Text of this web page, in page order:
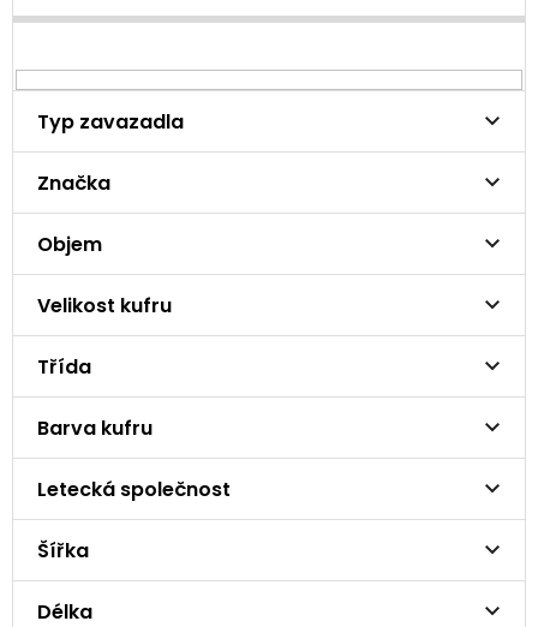
Typ zavazadla
Značka
Objem
Velikost kufru
Třída
Barva kufru
Letecká společnost
Šířka
Délka